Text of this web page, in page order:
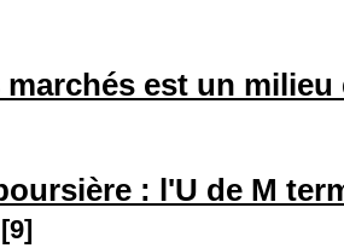
marchés est un
: l'U de M
[9]